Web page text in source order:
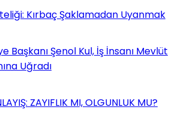
Kırbaç Şaklamadan Uyanmak
Başkanı Şenol Kul, İş İnsanı Mevlüt
Uğradı
ZAYIFLIK MI, OLGUNLUK MU?